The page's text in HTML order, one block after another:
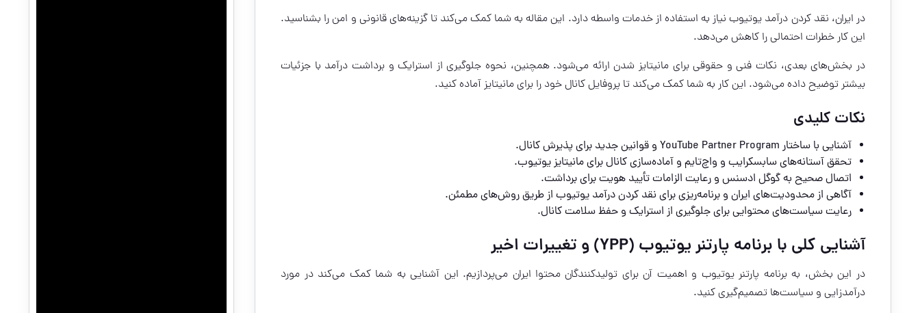
در ایران، نقد کردن درآمد یوتیوبنیاز به استفاده از خدمات واسطه دارد. این مقاله به شما کمک می‌کند تا گزینه‌های قانونی و امن را بشناسید.
این کار خطرات احتمالی را کاهش می‌دهد.
در بخش‌های بعدی، نکات فنی و حقوقی برای مانیتایز شدن ارائه می‌شود. همچنین، نحوه جلوگیری از استرایک و برداشت درآمد با جزئیات
بیشتر توضیح داده می‌شود. این کار به شما کمک می‌کند تا پروفایل کانال خود را برای مانیتایز آماده کنید.
نکات کلیدی
آشنایی با ساختار YouTube Partner Program و قوانین جدید برای پذیرش کانال.
تحقق آستانه‌های سابسکرایب و واچ‌تایم و آماده‌سازی کانال برای مانیتایز یوتیوب.
اتصال صحیح به گوگل ادسنس و رعایت الزامات تأیید هویت برای برداشت.
آگاهی از محدودیت‌های ایران و برنامه‌ریزی برای نقد کردن درآمد یوتیوب از طریق روش‌های مطمئن.
رعایت سیاست‌های محتوایی برای جلوگیری از استرایک و حفظ سلامت کانال.
آشنایی کلی با برنامه پارتنر یوتیوب (YPP) و تغییرات اخیر
در این بخش، به برنامه پارتنر یوتیوب و اهمیت آن برای تولیدکنندگان محتوا ایران می‌پردازیم. این آشنایی به شما کمک می‌کند در مورد
درآمدزایی و سیاست‌ها تصمیم‌گیری کنید.